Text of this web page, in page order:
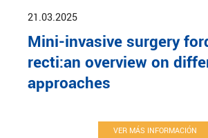
21.03.2025
Mini-invasive surgery
recti:an overview on
approaches
VER MÁS INFORMACIÓN